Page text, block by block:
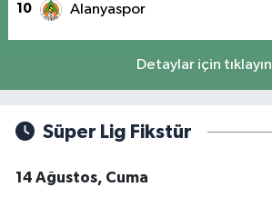
10 Alanyaspor
Detaylar için tıklayın
Süper Lig Fikstür
14 Ağustos, Cuma